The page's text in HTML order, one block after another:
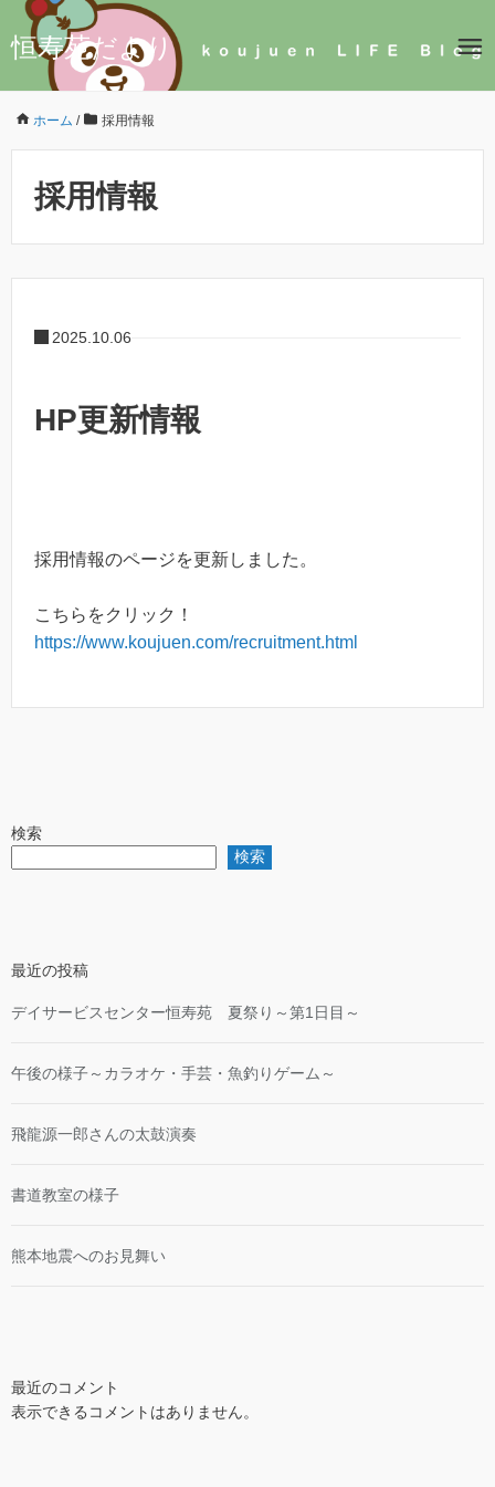
恒寿苑だより
ホーム / 採用情報
採用情報
2025.10.06
HP更新情報
採用情報のページを更新しました。
こちらをクリック！
https://www.koujuen.com/recruitment.html
検索
検索
最近の投稿
デイサービスセンター恒寿苑 夏祭り～第1日目～
午後の様子～カラオケ・手芸・魚釣りゲーム～
飛龍源一郎さんの太鼓演奏
書道教室の様子
熊本地震へのお見舞い
最近のコメント
表示できるコメントはありません。